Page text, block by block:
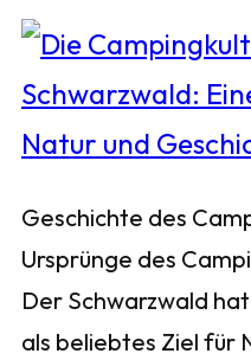
Geschichte des
Ursprünge des
Der Schwarzwald
als beliebtes Ziel für